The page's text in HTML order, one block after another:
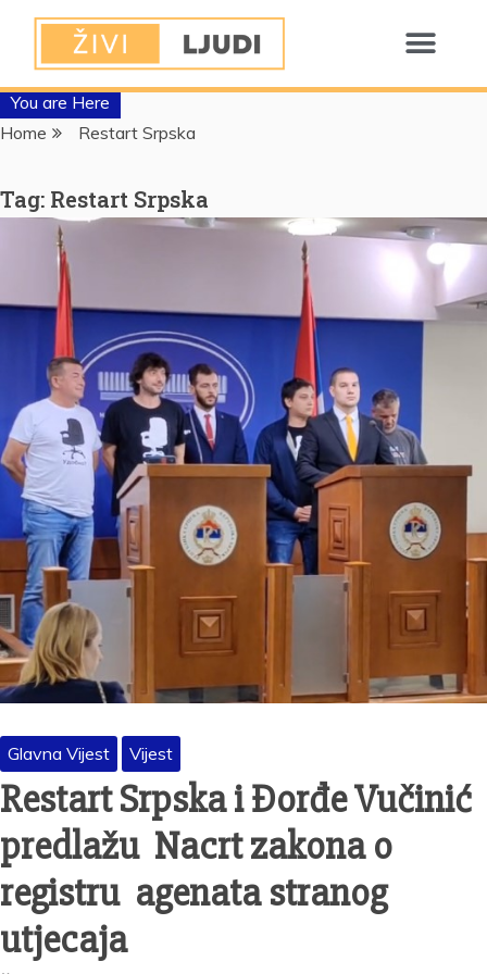
You are Here
Home
Restart Srpska
Tag: Restart Srpska
Glavna Vijest Vijest
Restart Srpska i Đorđe Vučinić
predlažu Nacrt zakona o
registru agenata stranog
utjecaja